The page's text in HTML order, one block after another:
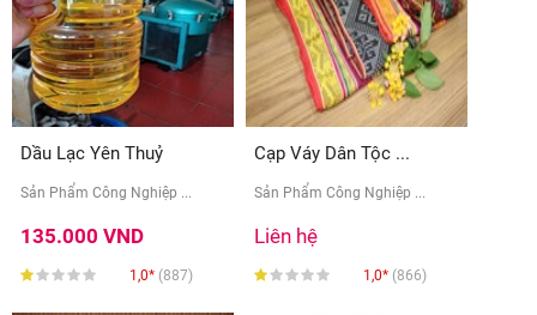
Dầu Lạc Yên Thuỷ
Sản Phẩm Công Nghiệp ...
135.000 VND
1,0* (887)
Cạp Váy Dân Tộc ...
Sản Phẩm Công Nghiệp ...
Liên hệ
1,0* (866)